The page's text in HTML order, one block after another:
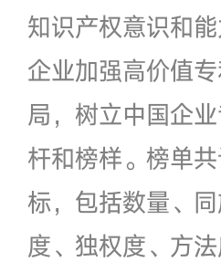
知识产权意识和
企业加强高价值
局，树立中国企
杆和榜样。榜单
标，包括数量、
度、独权度、方法